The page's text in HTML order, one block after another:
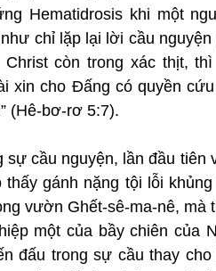
Hematidrosis khi một
chỉ lặp lại lời cầu
còn trong xác thịt,
xin cho Đấng có quyền
(Hê-bơ-rơ 5:7).
sự cầu nguyện, lần đầu tiên
gánh nặng tội lỗi
vườn Ghết-sê-ma-nê,
một của bầy chiên của
đấu trong sự cầu thay